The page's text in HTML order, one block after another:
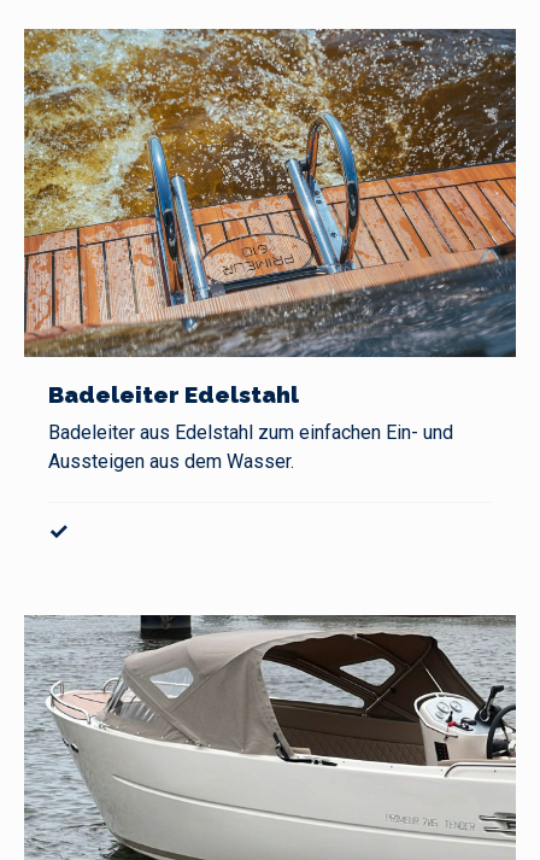
Badeleiter Edelstahl
Badeleiter aus Edelstahl zum einfachen Ein- und
Aussteigen aus dem Wasser.
✓